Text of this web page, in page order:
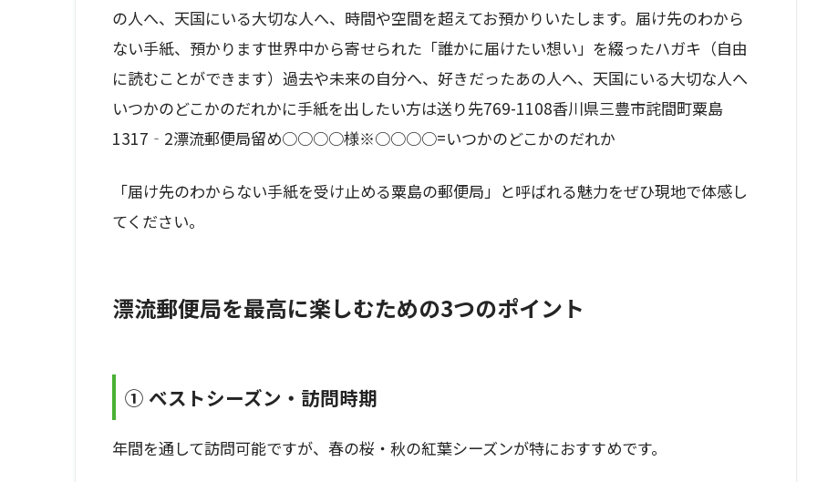
の人へ、天国にいる大切な人へ、時間や空間を超えてお預かりいたします。届け先のわから
ない手紙、預かります世界中から寄せられた「誰かに届けたい想い」を綴ったハガキ（自由
に読むことができます）過去や未来の自分へ、好きだったあの人へ、天国にいる大切な人へ
いつかのどこかのだれかに手紙を出したい方は送り先769-1108香川県三豊市詫間町粟島
1317‐2漂流郵便局留め○○○○様※○○○○=いつかのどこかのだれか
「届け先のわからない手紙を受け止める粟島の郵便局」と呼ばれる魅力をぜひ現地で体感し
てください。
漂流郵便局を最高に楽しむための3つのポイント
① ベストシーズン・訪問時期
年間を通して訪問可能ですが、春の桜・秋の紅葉シーズンが特におすすめです。